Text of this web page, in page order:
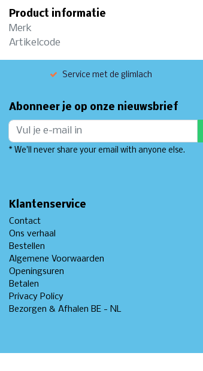
Product informatie
Merk
Artikelcode
Service met de glimlach
Abonneer je op onze nieuwsbrief
* We'll never share your email with anyone else.
Klantenservice
Contact
Ons verhaal
Bestellen
Algemene Voorwaarden
Openingsuren
Betalen
Privacy Policy
Bezorgen & Afhalen BE - NL